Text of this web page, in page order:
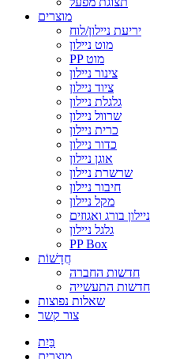
מוצרים
יריעת ניילון/לוח
מוט ניילון
PP מוט
צינור ניילון
ציוד ניילון
גלגלת ניילון
שרוול ניילון
כרית ניילון
כדור ניילון
אוגן ניילון
שרשרת ניילון
חיבור ניילון
מקל ניילון
ניילון בורג ואגוזים
גלגל ניילון
PP Box
חֲדָשׁוֹת
חדשות החברה
חדשות התעשייה
שאלות נפוצות
צור קשר
בַּיִת
מוצרים